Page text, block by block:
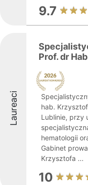
9.7
Laureaci
Prof. dr
hab.
Lublinie, przy
hematologii
Gabinet
Krzysztofa ...
10